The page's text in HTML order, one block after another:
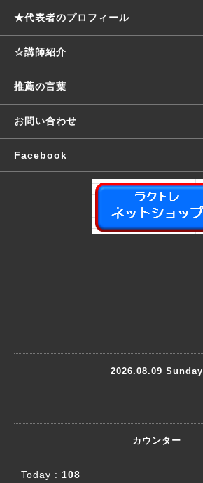
★代表者のプロフィール
☆講師紹介
推薦の言葉
お問い合わせ
Facebook
2026.08.09 Sunday
カウンター
Today : 108